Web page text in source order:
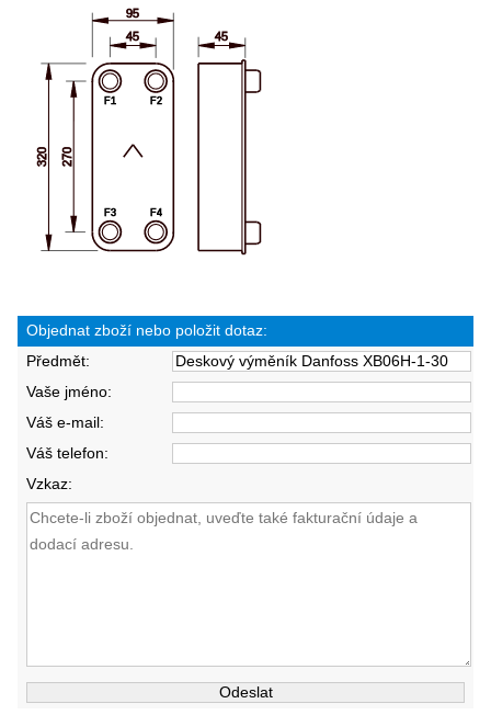
Objednat zboží nebo položit dotaz:
Předmět:
Vaše jméno:
Váš e-mail:
Váš telefon:
Vzkaz: